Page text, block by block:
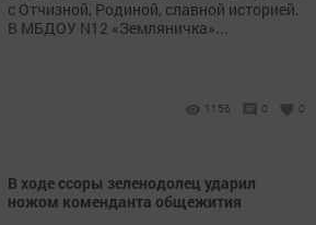
с Отчизной, Родиной, славной историей.
В МБДОУ N12 «Земляничка»...
1156 0 0
В ходе ссоры зеленодолец ударил
ножом коменданта общежития